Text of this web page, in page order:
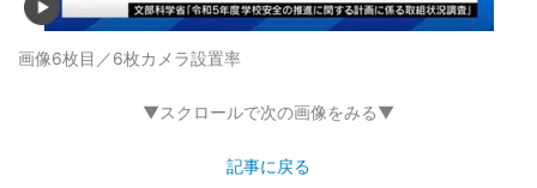
画像6枚目／6枚カメラ設置率
▼スクロールで次の画像をみる▼
記事に戻る